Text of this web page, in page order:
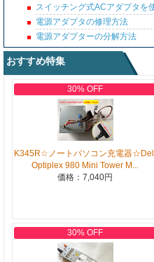
スイッチング式ACアダプタを
電源アダプタの修理方法
電源アダプターの分解方法
おすすめ特集
30% OFF
K345R☆ノートパソコン充電器☆Dell
Optiplex 980 Mini Tower M...
価格：7,040円
30% OFF